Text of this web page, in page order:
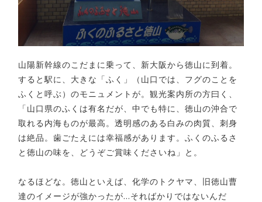
山陽新幹線のこだまに乗って、新大阪から徳山に到着。
すると駅に、大きな「ふく」（山口では、フグのことを
ふくと呼ぶ）のモニュメントが。観光案内所の方曰く、
「山口県のふくは有名だが、中でも特に、徳山の沖合で
取れる内海ものが最高。透明感のある白みの肉質、刺身
は絶品。歯ごたえには幸福感があります。ふくのふるさ
と徳山の味を、どうぞご賞味くださいね」と。
なるほどな。徳山といえば、化学のトクヤマ、旧徳山曹
達のイメージが強かったが…そればかりではないんだ